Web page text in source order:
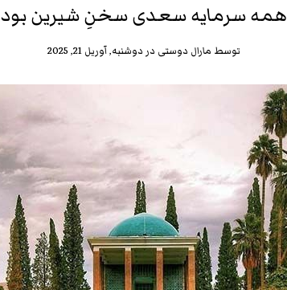
همه سرمایه‌ سعدی سخنِ شیرین بود
توسط مارال دوستی دردوشنبه, آوریل 21, 2025